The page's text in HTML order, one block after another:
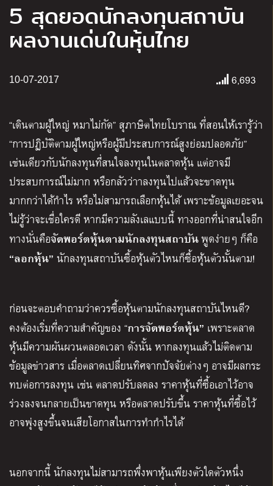
5 สุดยอดนักลงทุนสถาบัน
ผลงานเด่นในหุ้นไทย
10-07-2017 6,693
“เดินตามผู้ใหญ่ หมาไม่กัด” สุภาษิตไทยโบราณ ที่สอนให้เรารู้ว่า
“การปฏิบัติตามผู้ใหญ่หรือผู้มีประสบการณ์สูงย่อมปลอดภัย”
เช่นเดียวกับนักลงทุนที่สนใจลงทุนในตลาดหุ้น แต่อาจมี
ประสบการณ์ไม่มาก หรือกลัวว่าาลงทุนไปแล้วจะขาดทุน
มากกว่าได้กำไร หรือไม่สามารถเลือกหุ้นได้ เพราะข้อมูลเยอะจน
ไม่รู้ว่าจะเชื่อใครดี หากมีความลังเลแบบนี้ ทางออกที่น่าสนใจอีก
ทางนั่นคือจัดพอร์ตหุ้นตามนักลงทุนสถาบันพูดง่ายๆ ก็คือ
“ลอกหุ้น” นักลงทุนสถาบันซื้อหุ้นตัวไหนก็ซื้อหุ้นตัวนั้นตาม!
ก่อนจะตอบคำถามว่าควรซื้อหุ้นตามนักลงทุนสถาบันไหนดี?
คงต้องเริ่มที่ความสำคัญของ “การจัดพอร์ตหุ้น” เพราะตลาด
หุ้นมีความผันผวนตลอดเวลา ดังนั้น หากลงทุนแล้วไม่ติดตาม
ข้อมูลข่าวสาร เมื่อตลาดเปลี่ยนทิศจากปัจจัยต่างๆ อาจมีผลกระ
ทบต่อการลงทุน เช่น ตลาดปรับลดลง ราคาหุ้นที่ซื้อเอาไว้อาจ
ร่วงลงจนกลายเป็นขาดทุน หรือตลาดปรับขึ้น ราคาหุ้นที่ซื้อไว้
อาจพุ่งสูงขึ้นจนเสียโอกาสในการทำกำไรได้
นอกจากนี้ นักลงทุนไม่สามารถพึ่งพาหุ้นเพียงตัวใดตัวหนึ่ง